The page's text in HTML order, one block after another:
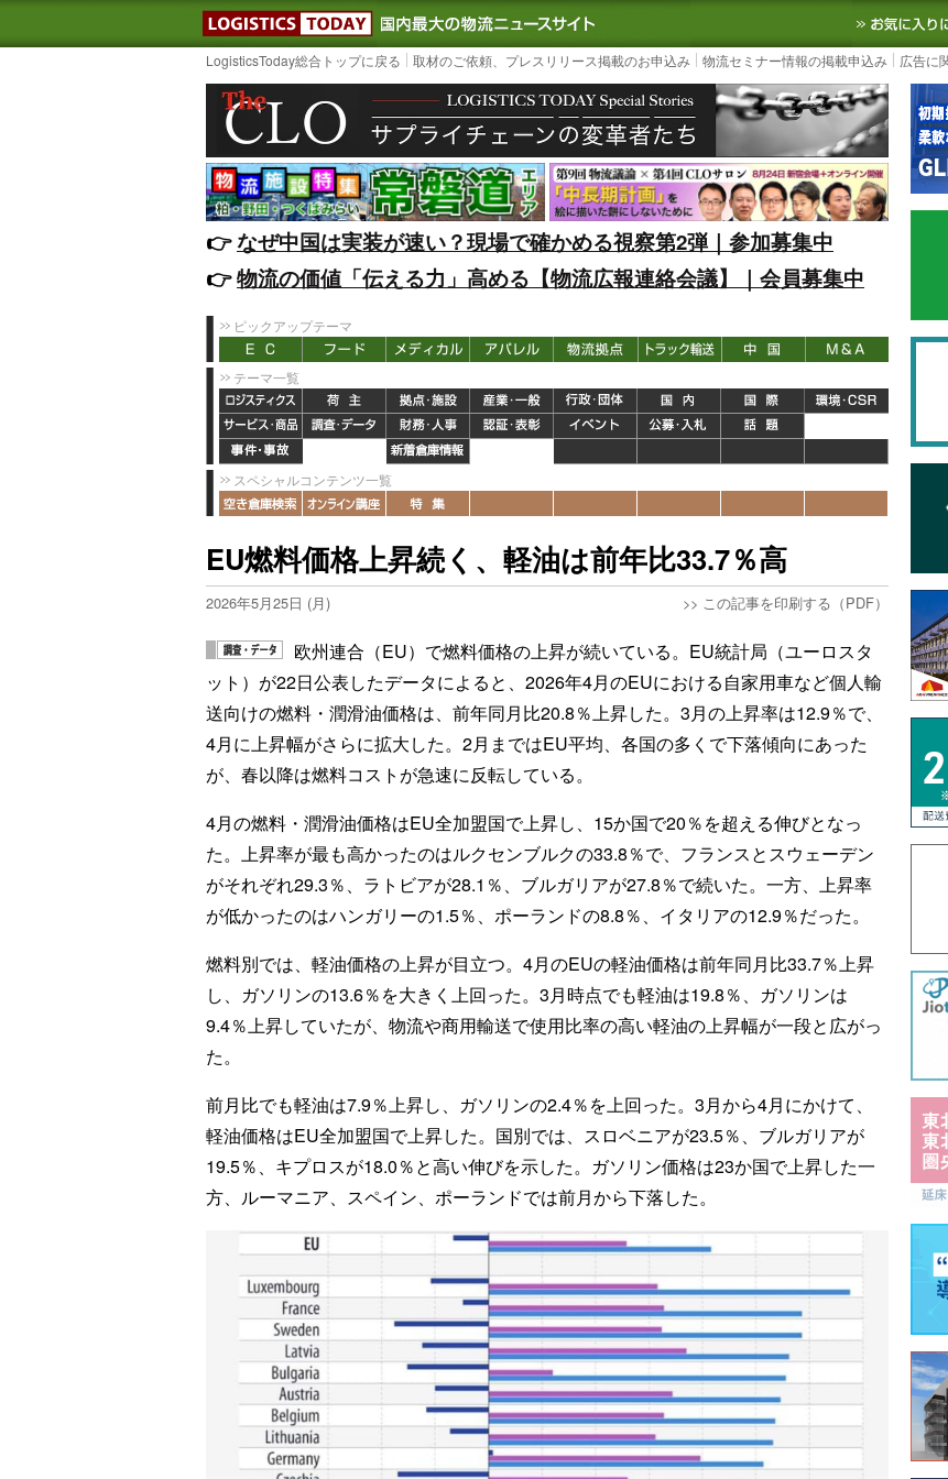
LOGISTICS TODAY｜国内最大の物流ニュースサイト3PL, SCMなど国内外の最新
LogisticsToday総合トップに戻る 取材のご依頼、プレスリリース掲載のお申込み 物流セミナー情報の掲載申込み 広告に
👉️なぜ中国は実装が速い？現場で確かめる視察第2弾｜参加募集中
👉️物流の価値「伝える力」高める【物流広報連絡会議】｜会員募集中
ピックアップテーマ
テーマ一覧
スペシャルコンテンツ一覧
EU燃料価格上昇続く、軽油は前年比33.7％高
2026年5月25日 (月) >> この記事を印刷する（PDF）
欧州連合（EU）で燃料価格の上昇が続いている。EU統計局（ユーロスタ
ット）が22日公表したデータによると、2026年4月のEUにおける自家用車など個人輸
送向けの燃料・潤滑油価格は、前年同月比20.8％上昇した。3月の上昇率は12.9％で、
4月に上昇幅がさらに拡大した。2月まではEU平均、各国の多くで下落傾向にあった
が、春以降は燃料コストが急速に反転している。
4月の燃料・潤滑油価格はEU全加盟国で上昇し、15か国で20％を超える伸びとなっ
た。上昇率が最も高かったのはルクセンブルクの33.8％で、フランスとスウェーデン
がそれぞれ29.3％、ラトビアが28.1％、ブルガリアが27.8％で続いた。一方、上昇率
が低かったのはハンガリーの1.5％、ポーランドの8.8％、イタリアの12.9％だった。
燃料別では、軽油価格の上昇が目立つ。4月のEUの軽油価格は前年同月比33.7％上昇
し、ガソリンの13.6％を大きく上回った。3月時点でも軽油は19.8％、ガソリンは
9.4％上昇していたが、物流や商用輸送で使用比率の高い軽油の上昇幅が一段と広がっ
た。
前月比でも軽油は7.9％上昇し、ガソリンの2.4％を上回った。3月から4月にかけて、
軽油価格はEU全加盟国で上昇した。国別では、スロベニアが23.5％、ブルガリアが
19.5％、キプロスが18.0％と高い伸びを示した。ガソリン価格は23か国で上昇した一
方、ルーマニア、スペイン、ポーランドでは前月から下落した。